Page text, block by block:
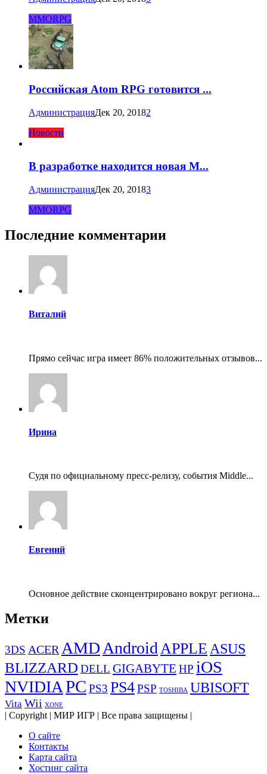
MMORPG
Российская Atom RPG готовится ...
АдминистрацияДек 20, 20182
Новости
В разработке находится новая M...
АдминистрацияДек 20, 20183
MMORPG
Последние комментарии
Виталий
Прямо сейчас игра имеет 86% положительных отзывов...
Ирина
Судя по официальному пресс-релизу, события Middle...
Евгений
Основное действие сконцентрировано вокруг региона...
Метки
3DS ACER AMDAndroidAPPLEASUS
BLIZZARD DELL GIGABYTE HP iOS
NVIDIAPC PS3 PS4PSP TOSHIBA UBISOFT
Vita Wii XONE
| Copyright | МИР ИГР | Все права защищены |
О сайте
Контакты
Карта сайта
Хостинг сайта